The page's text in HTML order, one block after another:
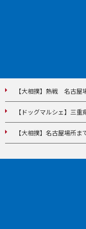
【大相撲】熱戦 名古屋
【ドッグマルシェ】三
【大相撲】名古屋場所ま